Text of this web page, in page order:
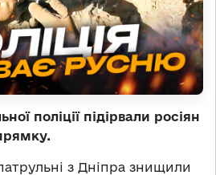
поліції підірвали росіян
з Дніпра знищили